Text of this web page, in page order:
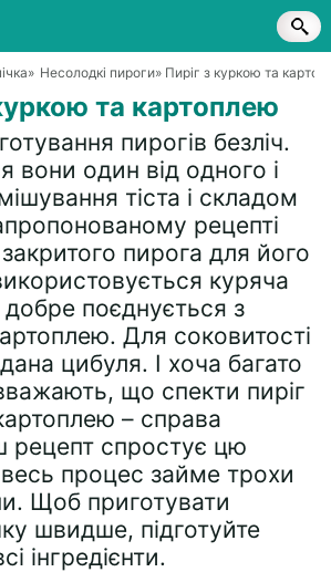
» Несолодкі пироги» Пиріг з куркою та
та картоплею
пирогів безліч.
вони один від одного і
тіста і складом
рецепті
пирога для його
куряча
поєднується з
Для соковитості
цибуля. І хоча багато
що спекти пиріг
– справа
рецепт спростує цю
процес займе трохи
Щоб приготувати
швидше, підготуйте
інгредієнти.